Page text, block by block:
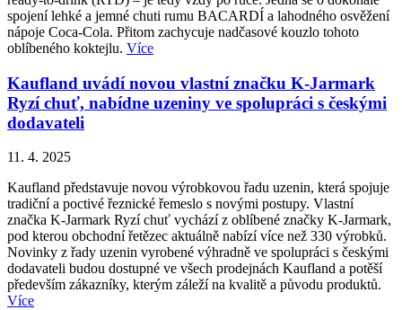
spojení lehké a jemné chuti rumu BACARDÍ a lahodného osvěžení
nápoje Coca-Cola. Přitom zachycuje nadčasové kouzlo tohoto
oblíbeného koktejlu. Více
Kaufland uvádí novou vlastní značku K-Jarmark
Ryzí chuť, nabídne uzeniny ve spolupráci s českými
dodavateli
11. 4. 2025
Kaufland představuje novou výrobkovou řadu uzenin, která spojuje
tradiční a poctivé řeznické řemeslo s novými postupy. Vlastní
značka K-Jarmark Ryzí chuť vychází z oblíbené značky K-Jarmark,
pod kterou obchodní řetězec aktuálně nabízí více než 330 výrobků.
Novinky z řady uzenin vyrobené výhradně ve spolupráci s českými
dodavateli budou dostupné ve všech prodejnách Kaufland a potěší
především zákazníky, kterým záleží na kvalitě a původu produktů.
Více